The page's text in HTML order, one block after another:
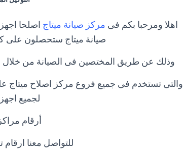
اهلا ومرحبا بكم فى مركز صيانة ميتاج اصلحا
صيانة ميتاج ستحصلون على
وذلك عن طريق المختصين فى الصيانة من خلال
والتى تستخدم فى جميع فروع مركز اصلاح ميتاج
لجميع
أرقام
للتواصل معنا